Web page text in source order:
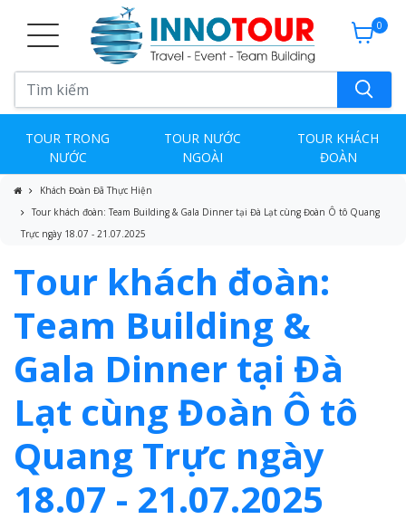
0
TOUR TRONG
NƯỚC
TOUR NƯỚC
NGOÀI
TOUR KHÁCH
ĐOÀN
Khách Đoàn Đã Thực Hiện
Tour khách đoàn: Team Building & Gala Dinner tại Đà Lạt cùng Đoàn Ô tô Quang
Trực ngày 18.07 - 21.07.2025
Tour khách đoàn:
Team Building &
Gala Dinner tại Đà
Lạt cùng Đoàn Ô tô
Quang Trực ngày
18.07 - 21.07.2025